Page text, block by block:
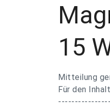
15
Mitteilung
Für den